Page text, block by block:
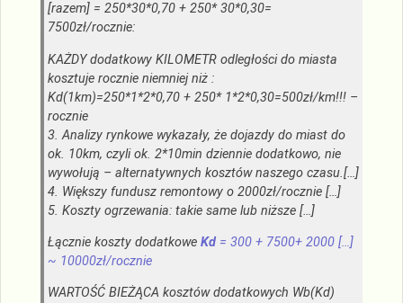
[razem] = 250*30*0,70 + 250* 30*0,30=
7500zł/rocznie:
KAŻDY dodatkowy KILOMETR odległości do miasta
kosztuje rocznie niemniej niż :
Kd(1km)=250*1*2*0,70 + 250* 1*2*0,30=500zł/km!!! –
rocznie
3. Analizy rynkowe wykazały, że dojazdy do miast do
ok. 10km, czyli ok. 2*10min dziennie dodatkowo, nie
wywołują – alternatywnych kosztów naszego czasu.[…]
4. Większy fundusz remontowy o 2000zł/rocznie […]
5. Koszty ogrzewania: takie same lub niższe […]
Łącznie koszty dodatkowe Kd = 300 + 7500+ 2000 […]
~ 10000zł/rocznie
WARTOŚĆ BIEŻĄCA kosztów dodatkowych Wb(Kd)